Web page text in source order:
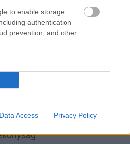
to enable storage
authentication
prevention, and other
Data Access Privacy Policy